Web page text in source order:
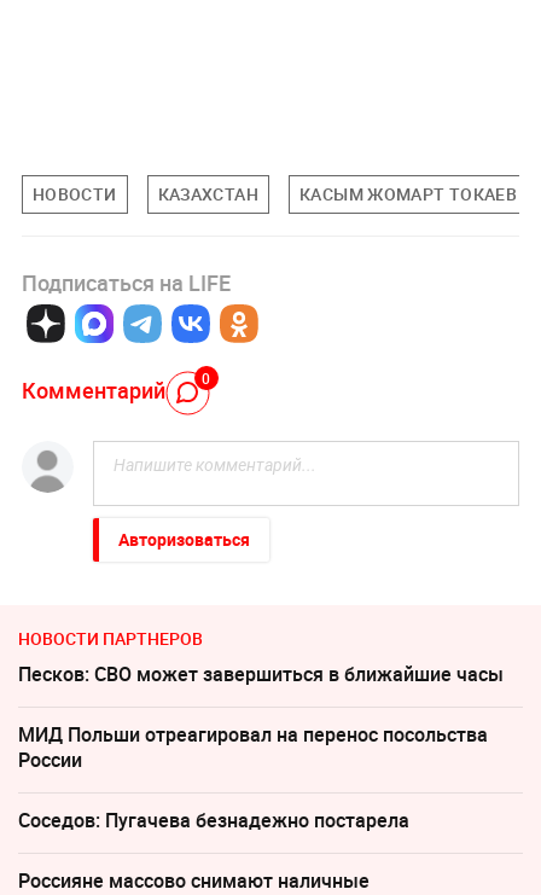
НОВОСТИ КАЗАХСТАН КАСЫМ ЖОМАРТ ТОКАЕВ
Подписаться на LIFE
Комментарий 0
Авторизоваться
НОВОСТИ ПАРТНЕРОВ
Песков: СВО может завершиться в ближайшие часы
МИД Польши отреагировал на перенос посольства
России
Соседов: Пугачева безнадежно постарела
Россияне массово снимают наличные